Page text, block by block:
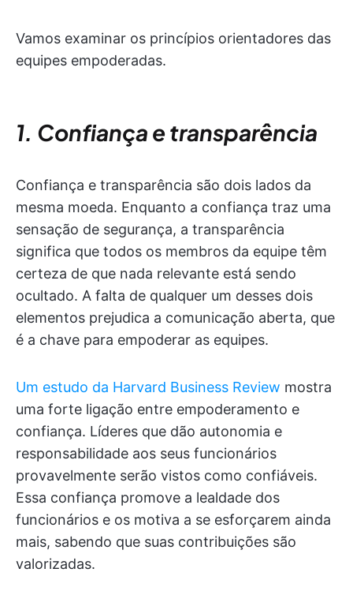
Vamos examinar os princípios orientadores das
equipes empoderadas.
1. Confiança e transparência
Confiança e transparência são dois lados da
mesma moeda. Enquanto a confiança traz uma
sensação de segurança, a transparência
significa que todos os membros da equipe têm
certeza de que nada relevante está sendo
ocultado. A falta de qualquer um desses dois
elementos prejudica a comunicação aberta, que
é a chave para empoderar as equipes.
Um estudo da Harvard Business Review mostra
uma forte ligação entre empoderamento e
confiança. Líderes que dão autonomia e
responsabilidade aos seus funcionários
provavelmente serão vistos como confiáveis.
Essa confiança promove a lealdade dos
funcionários e os motiva a se esforçarem ainda
mais, sabendo que suas contribuições são
valorizadas.